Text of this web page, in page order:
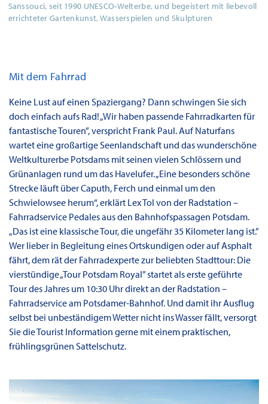
Sanssouci, seit 1990 UNESCO-Welterbe, und begeistert mit liebevoll
errichteter Gartenkunst, Wasserspielen und Skulpturen
Mit dem Fahrrad
Keine Lust auf einen Spaziergang? Dann schwingen Sie sich
doch einfach aufs Rad! „Wir haben passende Fahrradkarten für
fantastische Touren”, verspricht Frank Paul. Auf Naturfans
wartet eine großartige Seenlandschaft und das wunderschöne
Weltkulturerbe Potsdams mit seinen vielen Schlössern und
Grünanlagen rund um das Havelufer. „Eine besonders schöne
Strecke läuft über Caputh, Ferch und einmal um den
Schwielowsee herum“, erklärt Lex Tol von der Radstation –
Fahrradservice Pedales aus den Bahnhofspassagen Potsdam.
„Das ist eine klassische Tour, die ungefähr 35 Kilometer lang ist.”
Wer lieber in Begleitung eines Ortskundigen oder auf Asphalt
fährt, dem rät der Fahrradexperte zur beliebten Stadttour: Die
vierstündige „Tour Potsdam Royal” startet als erste geführte
Tour des Jahres um 10:30 Uhr direkt an der Radstation –
Fahrradservice am Potsdamer-Bahnhof. Und damit ihr Ausflug
selbst bei unbeständigem Wetter nicht ins Wasser fällt, versorgt
Sie die Tourist Information gerne mit einem praktischen,
frühlingsgrünen Sattelschutz.